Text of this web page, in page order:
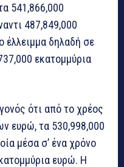
541,866,000
487,849,000
έλλειμμα δηλαδή σε
εκατομμύρια
ότι από το χρέος
ευρώ, τα 530,998,000
μέσα σ’ ένα χρόνο
ευρώ. Η